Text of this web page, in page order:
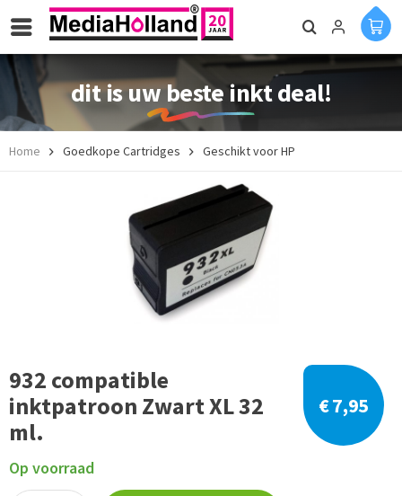
dit is uw beste inkt deal!
Home Goedkope Cartridges Geschikt voor HP
932 compatible
inktpatroon Zwart XL 32
ml.
€ 7,95
Op voorraad